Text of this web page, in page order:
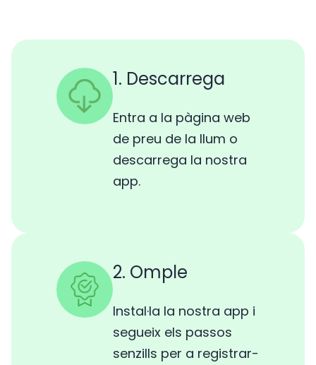
1. Descarrega
Entra a la pàgina web
de preu de la llum o
descarrega la nostra
app.
2. Omple
Instal·la la nostra app i
segueix els passos
senzills per a registrar-